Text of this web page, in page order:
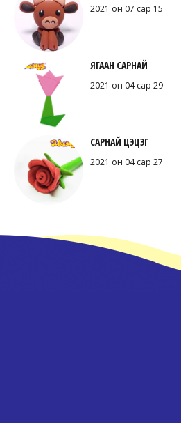
2021 он 07 сар 15
ЯГААН САРНАЙ
2021 он 04 сар 29
САРНАЙ ЦЭЦЭГ
2021 он 04 сар 27